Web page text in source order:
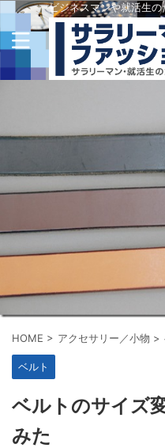
ビジネスマンや就活生
HOME > アクセサリー／小物 >
ベルト
ベルトのサイズ
みた